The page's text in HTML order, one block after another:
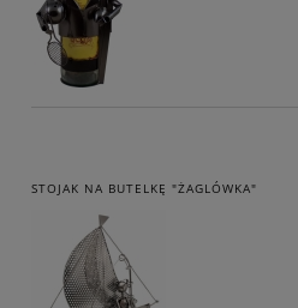
STOJAK NA BUTELKĘ "ŻAGLÓWKA"